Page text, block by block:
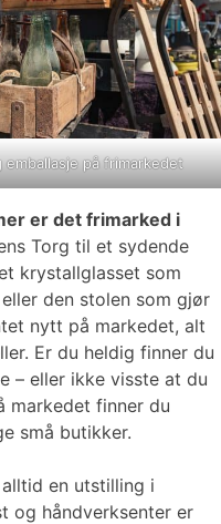
på frimarkedet
er det frimarked i
Torg til et sydende
krystallglasset som
den stolen som gjør
nytt på markedet, alt
Er du heldig finner du
– eller ikke visste at du
markedet finner du
små butikker.
en utstilling i
og håndverksenter er